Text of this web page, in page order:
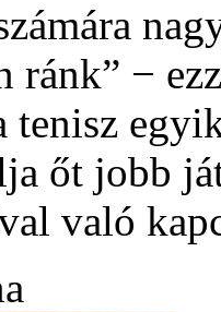
ránk” −
őt jobb
való